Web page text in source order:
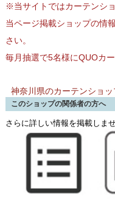
※当サイトではカーテンシ
当ページ掲載ショップの情
さい。
毎月抽選で5名様にQUOカ
神奈川県のカーテンショ
このショップの関係者の方へ
さらに詳しい情報を掲載しま